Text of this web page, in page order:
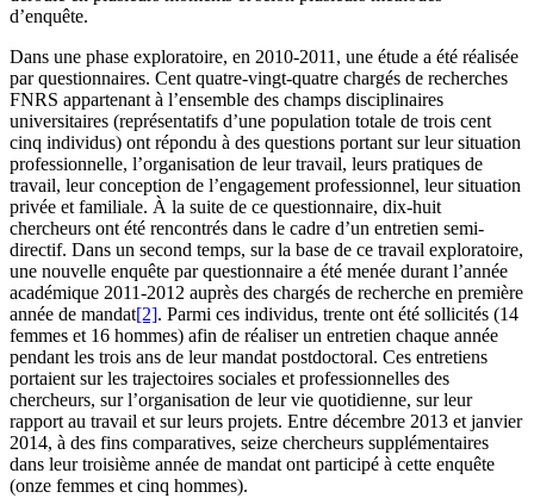
d’enquête.
Dans une phase exploratoire, en 2010-2011, une étude a été réalisée
par questionnaires. Cent quatre-vingt-quatre chargés de recherches
FNRS appartenant à l’ensemble des champs disciplinaires
universitaires (représentatifs d’une population totale de trois cent
cinq individus) ont répondu à des questions portant sur leur situation
professionnelle, l’organisation de leur travail, leurs pratiques de
travail, leur conception de l’engagement professionnel, leur situation
privée et familiale. À la suite de ce questionnaire, dix-huit
chercheurs ont été rencontrés dans le cadre d’un entretien semi-
directif. Dans un second temps, sur la base de ce travail exploratoire,
une nouvelle enquête par questionnaire a été menée durant l’année
académique 2011-2012 auprès des chargés de recherche en première
année de mandat[2]. Parmi ces individus, trente ont été sollicités (14
femmes et 16 hommes) afin de réaliser un entretien chaque année
pendant les trois ans de leur mandat postdoctoral. Ces entretiens
portaient sur les trajectoires sociales et professionnelles des
chercheurs, sur l’organisation de leur vie quotidienne, sur leur
rapport au travail et sur leurs projets. Entre décembre 2013 et janvier
2014, à des fins comparatives, seize chercheurs supplémentaires
dans leur troisième année de mandat ont participé à cette enquête
(onze femmes et cinq hommes).